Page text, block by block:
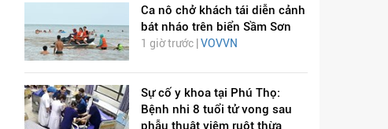
Ca nô chở khách tái diễn cảnh
bát nháo trên biển Sầm Sơn
1 giờ trước | VOVVN
Sự cố y khoa tại Phú Thọ:
Bệnh nhi 8 tuổi tử vong sau
phẫu thuật viêm ruột thừa